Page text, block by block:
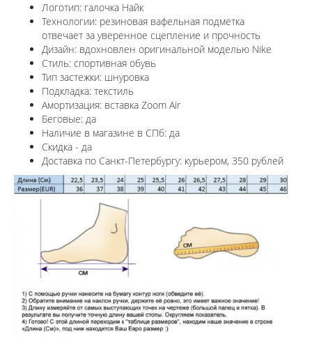
Логотип: галочка Найк
Технологии: резиновая вафельная подметка
отвечает за уверенное сцепление и прочность
Дизайн: вдохновлен оригинальной моделью Nike
Стиль: спортивная обувь
Тип застежки: шнуровка
Подкладка: текстиль
Амортизация: вставка Zoom Air
Беговые: да
Наличие в магазине в СПб: да
Скидка - да
Доставка по Санкт-Петербургу: курьером, 350 рублей